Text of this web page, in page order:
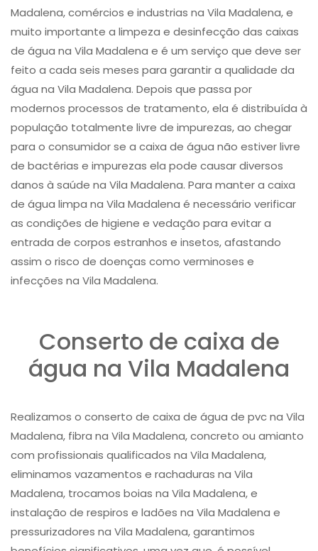
Madalena, comércios e industrias na Vila Madalena, e
muito importante a limpeza e desinfecção das caixas
de água na Vila Madalena e é um serviço que deve ser
feito a cada seis meses para garantir a qualidade da
água na Vila Madalena. Depois que passa por
modernos processos de tratamento, ela é distribuída à
população totalmente livre de impurezas, ao chegar
para o consumidor se a caixa de água não estiver livre
de bactérias e impurezas ela pode causar diversos
danos à saúde na Vila Madalena. Para manter a caixa
de água limpa na Vila Madalena é necessário verificar
as condições de higiene e vedação para evitar a
entrada de corpos estranhos e insetos, afastando
assim o risco de doenças como verminoses e
infecções na Vila Madalena.
Conserto de caixa de
água na Vila Madalena
Realizamos o conserto de caixa de água de pvc na Vila
Madalena, fibra na Vila Madalena, concreto ou amianto
com profissionais qualificados na Vila Madalena,
eliminamos vazamentos e rachaduras na Vila
Madalena, trocamos boias na Vila Madalena, e
instalação de respiros e ladões na Vila Madalena e
pressurizadores na Vila Madalena, garantimos